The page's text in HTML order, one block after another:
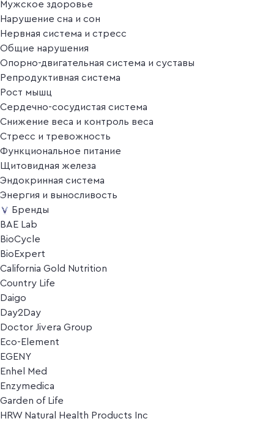
Мужское здоровье
Нарушение сна и сон
Нервная система и стресс
Общие нарушения
Опорно-двигательная система и суставы
Репродуктивная система
Рост мышц
Сердечно-сосудистая система
Снижение веса и контроль веса
Стресс и тревожность
Функциональное питание
Щитовидная железа
Эндокринная система
Энергия и выносливость
Бренды
BAE Lab
BioCycle
BioExpert
California Gold Nutrition
Country Life
Daigo
Day2Day
Doctor Jivera Group
Eco-Element
EGENY
Enhel Med
Enzymedica
Garden of Life
HRW Natural Health Products Inc